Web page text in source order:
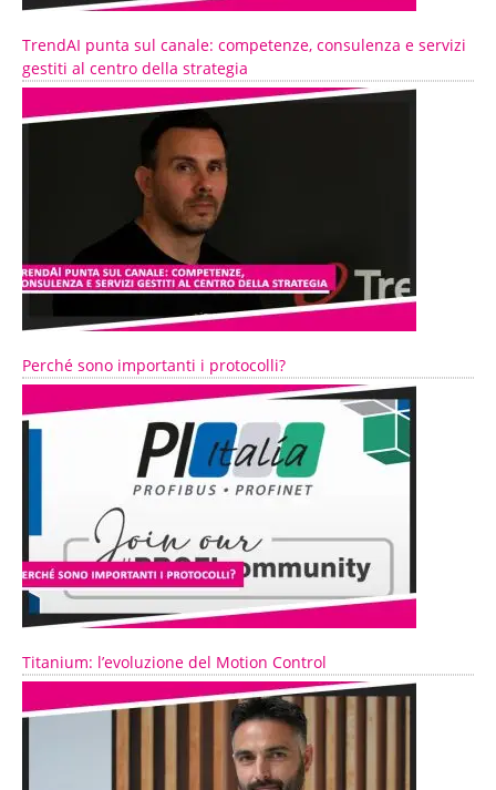
TrendAI punta sul canale: competenze, consulenza e servizi
gestiti al centro della strategia
Perché sono importanti i protocolli?
Titanium: l’evoluzione del Motion Control